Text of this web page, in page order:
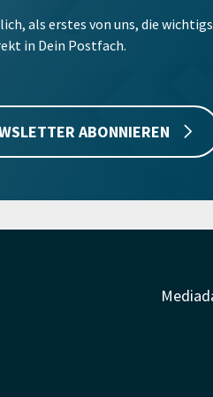
als erstes von uns, die
in Dein Postfach.
ABONNIEREN